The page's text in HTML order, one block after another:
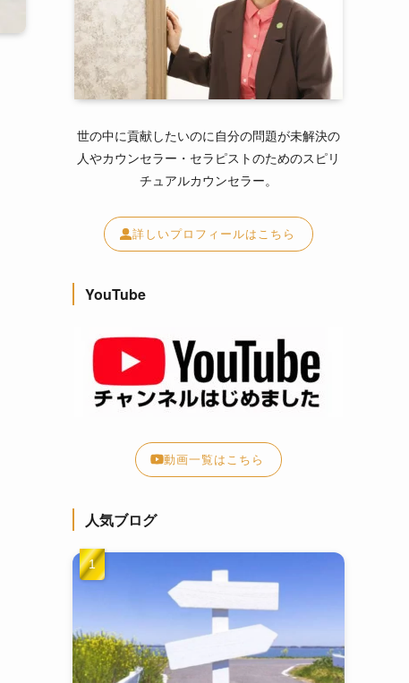
世の中に貢献したいのに自分の問題が未解決の
人やカウンセラー・セラピストのためのスピリ
チュアルカウンセラー。
詳しいプロフィールはこちら
YouTube
動画一覧はこちら
人気ブログ